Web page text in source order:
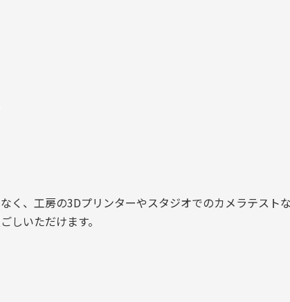
く、工房の3Dプリンターやスタジオでのカメラテスト
しいただけます。